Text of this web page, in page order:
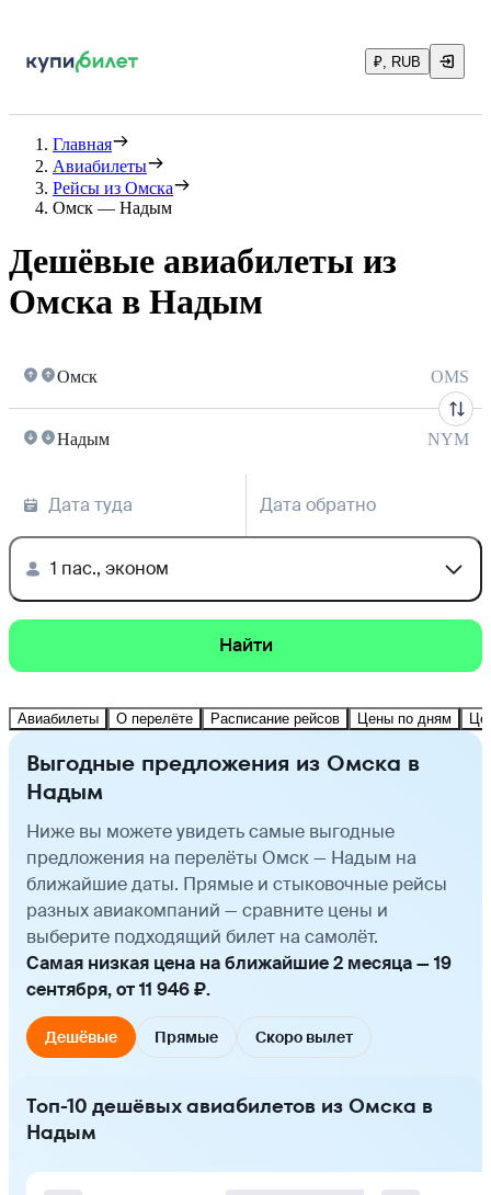
₽, RUB
Главная
Авиабилеты
Рейсы из Омска
Омск — Надым
Дешёвые авиабилеты из
Омска в Надым
Омск OMS
Надым NYM
Дата туда Дата обратно
1 пас., эконом
Найти
Авиабилеты О перелёте Расписание рейсов Цены по дням
Выгодные предложения из Омска в
Надым
Ниже вы можете увидеть самые выгодные
предложения на перелёты Омск — Надым на
ближайшие даты. Прямые и стыковочные рейсы
разных авиакомпаний — сравните цены и
выберите подходящий билет на самолёт.
Самая низкая цена на ближайшие 2 месяца — 19
сентября, от 11 946 ₽.
Дешёвые Прямые Скоро вылет
Топ-10 дешёвых авиабилетов из Омска в
Надым